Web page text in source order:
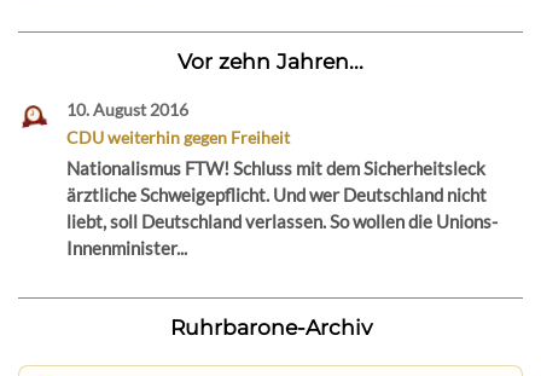
Vor zehn Jahren...
10. August 2016
CDU weiterhin gegen Freiheit
Nationalismus FTW! Schluss mit dem Sicherheitsleck
ärztliche Schweigepflicht. Und wer Deutschland nicht
liebt, soll Deutschland verlassen. So wollen die Unions-
Innenminister...
Ruhrbarone-Archiv